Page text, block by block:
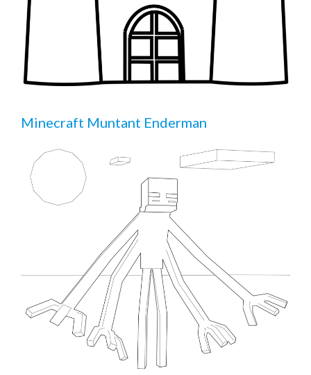
Minecraft Muntant Enderman